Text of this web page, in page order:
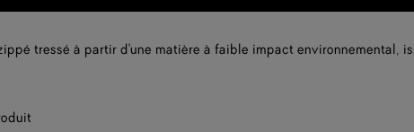
tressé à partir d'une matière à faible impact environnemental,